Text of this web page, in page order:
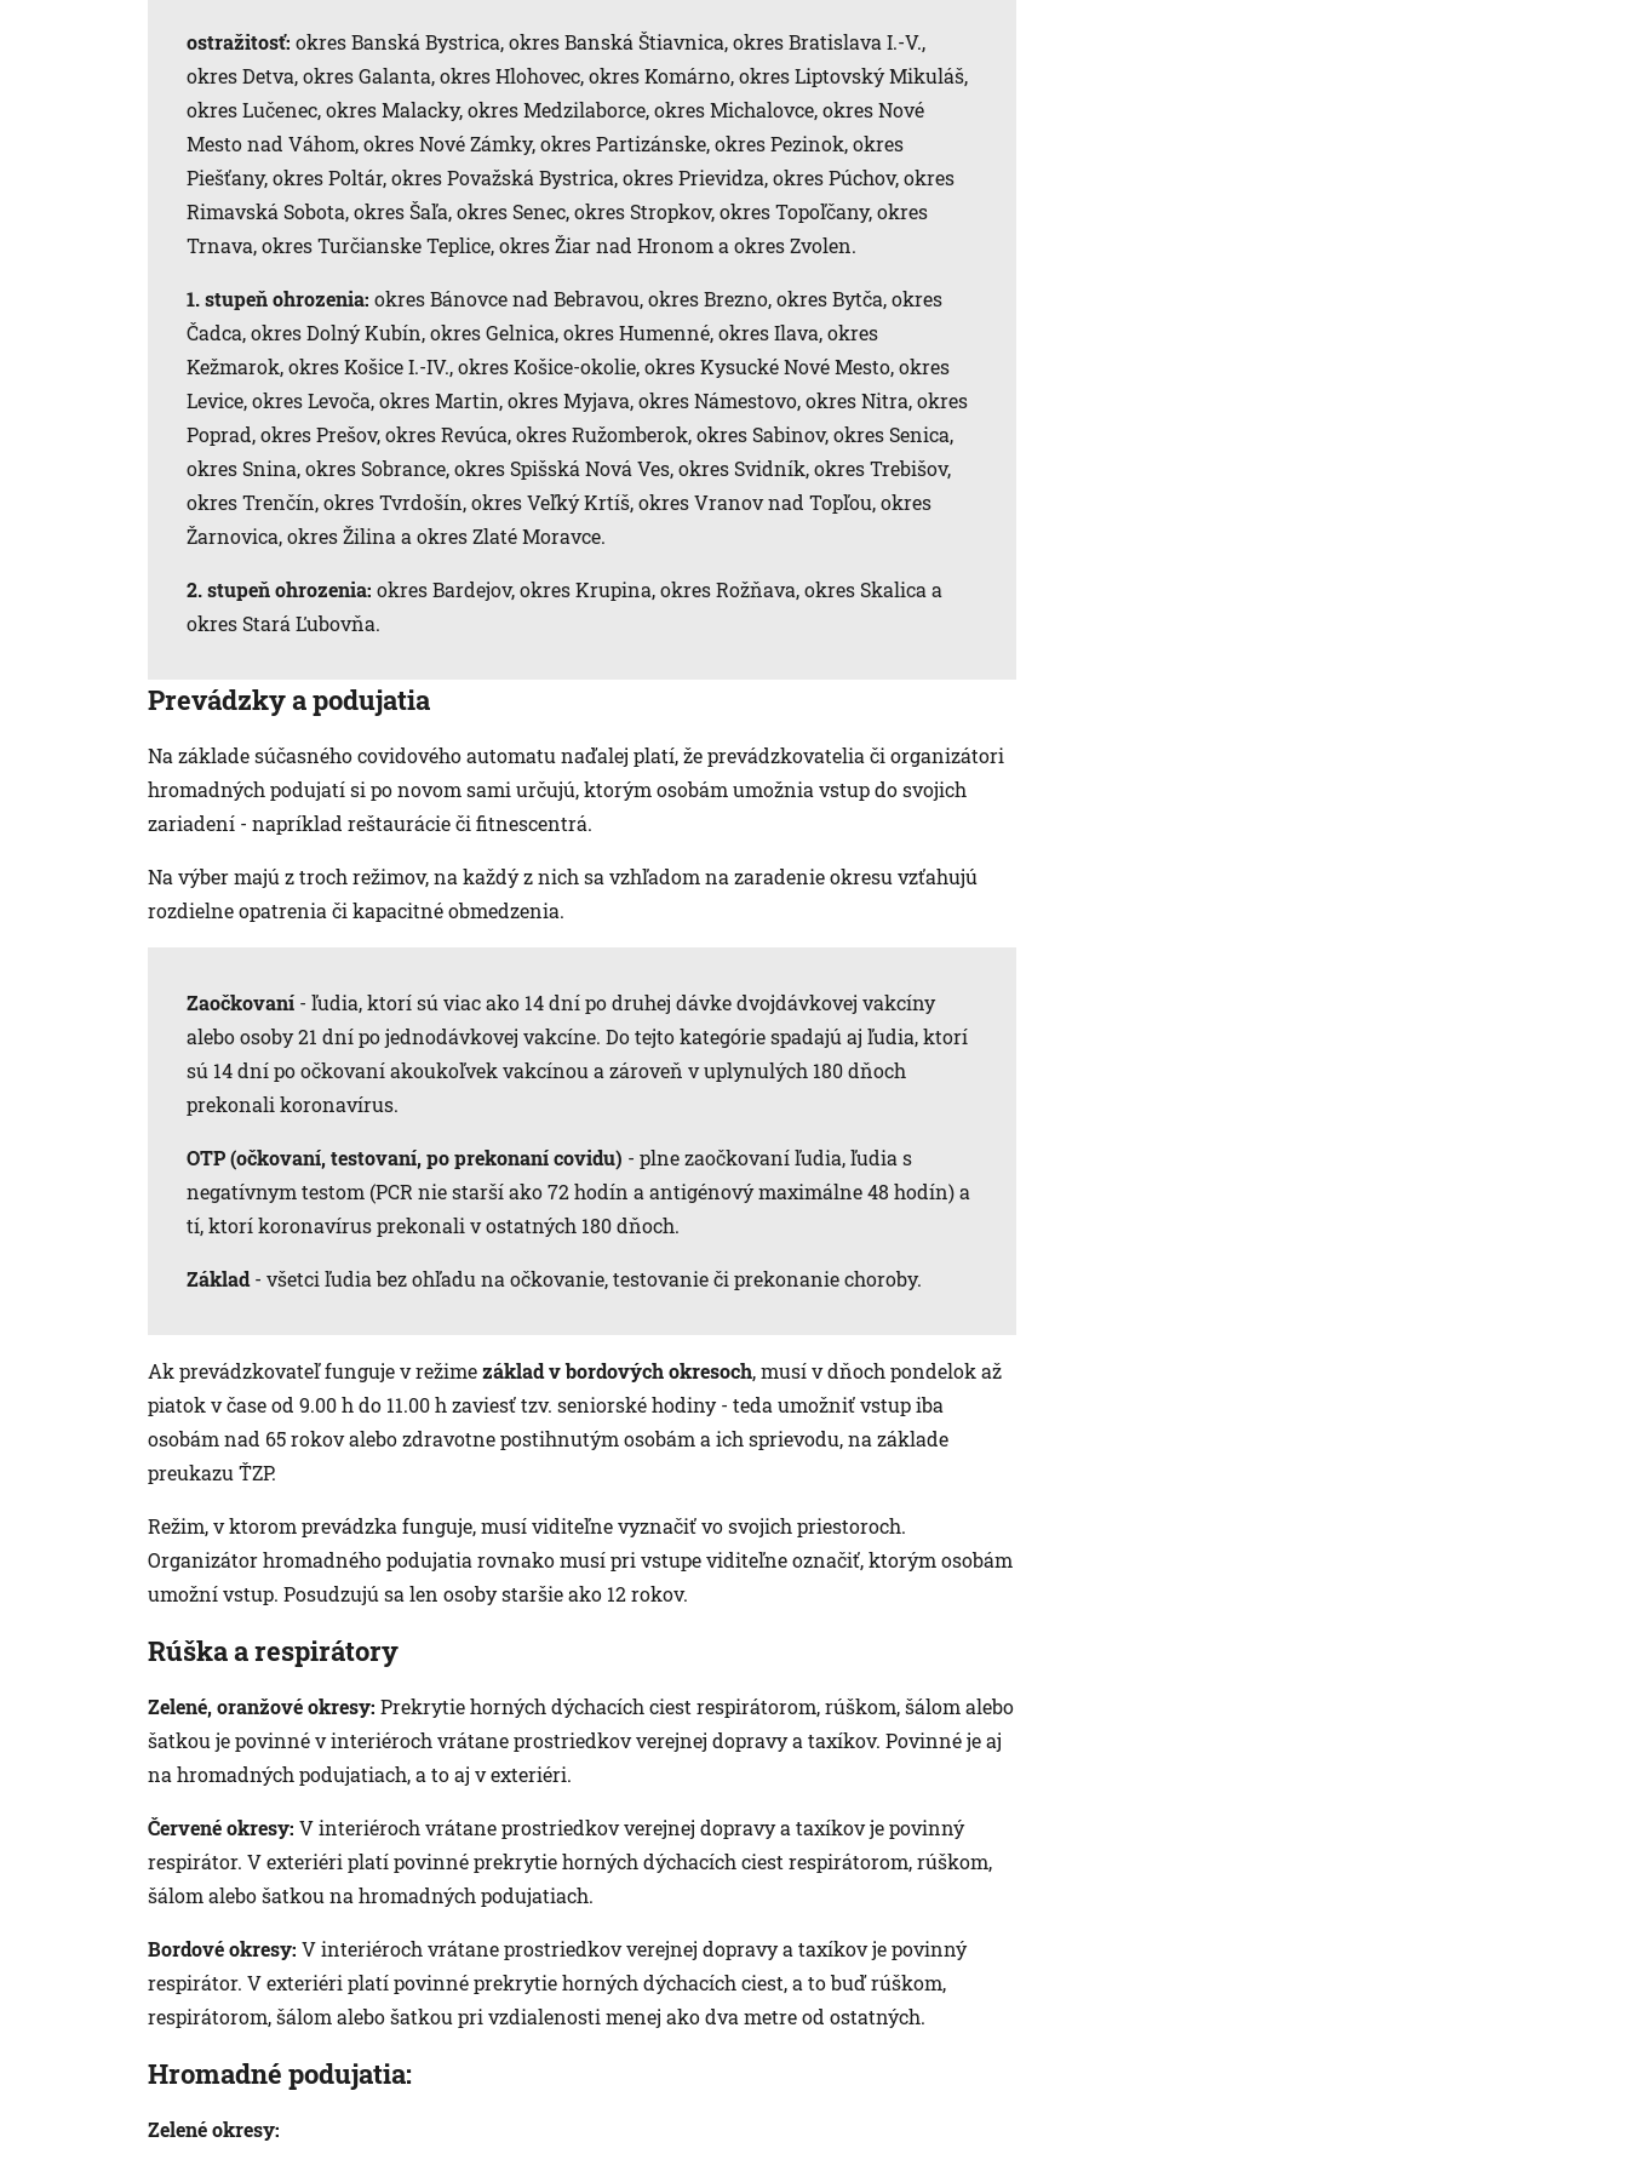
ostražitosť: okres Banská Bystrica, okres Banská Štiavnica, okres Bratislava I.-V.,
okres Detva, okres Galanta, okres Hlohovec, okres Komárno, okres Liptovský Mikuláš,
okres Lučenec, okres Malacky, okres Medzilaborce, okres Michalovce, okres Nové
Mesto nad Váhom, okres Nové Zámky, okres Partizánske, okres Pezinok, okres
Piešťany, okres Poltár, okres Považská Bystrica, okres Prievidza, okres Púchov, okres
Rimavská Sobota, okres Šaľa, okres Senec, okres Stropkov, okres Topoľčany, okres
Trnava, okres Turčianske Teplice, okres Žiar nad Hronom a okres Zvolen.
1. stupeň ohrozenia: okres Bánovce nad Bebravou, okres Brezno, okres Bytča, okres
Čadca, okres Dolný Kubín, okres Gelnica, okres Humenné, okres Ilava, okres
Kežmarok, okres Košice I.-IV., okres Košice-okolie, okres Kysucké Nové Mesto, okres
Levice, okres Levoča, okres Martin, okres Myjava, okres Námestovo, okres Nitra, okres
Poprad, okres Prešov, okres Revúca, okres Ružomberok, okres Sabinov, okres Senica,
okres Snina, okres Sobrance, okres Spišská Nová Ves, okres Svidník, okres Trebišov,
okres Trenčín, okres Tvrdošín, okres Veľký Krtíš, okres Vranov nad Topľou, okres
Žarnovica, okres Žilina a okres Zlaté Moravce.
2. stupeň ohrozenia: okres Bardejov, okres Krupina, okres Rožňava, okres Skalica a
okres Stará Ľubovňa.
Prevádzky a podujatia
Na základe súčasného covidového automatu naďalej platí, že prevádzkovatelia či organizátori
hromadných podujatí si po novom sami určujú, ktorým osobám umožnia vstup do svojich
zariadení - napríklad reštaurácie či fitnescentrá.
Na výber majú z troch režimov, na každý z nich sa vzhľadom na zaradenie okresu vzťahujú
rozdielne opatrenia či kapacitné obmedzenia.
Zaočkovaní - ľudia, ktorí sú viac ako 14 dní po druhej dávke dvojdávkovej vakcíny
alebo osoby 21 dní po jednodávkovej vakcíne. Do tejto kategórie spadajú aj ľudia, ktorí
sú 14 dní po očkovaní akoukoľvek vakcínou a zároveň v uplynulých 180 dňoch
prekonali koronavírus.
OTP (očkovaní, testovaní, po prekonaní covidu) - plne zaočkovaní ľudia, ľudia s
negatívnym testom (PCR nie starší ako 72 hodín a antigénový maximálne 48 hodín) a
tí, ktorí koronavírus prekonali v ostatných 180 dňoch.
Základ- všetci ľudia bez ohľadu na očkovanie, testovanie či prekonanie choroby.
Ak prevádzkovateľ funguje v režimezáklad v bordových okresoch, musí v dňoch pondelok až
piatok v čase od 9.00 h do 11.00 h zaviesť tzv. seniorské hodiny - teda umožniť vstup iba
osobám nad 65 rokov alebo zdravotne postihnutým osobám a ich sprievodu, na základe
preukazu ŤZP.
Režim, v ktorom prevádzka funguje, musí viditeľne vyznačiť vo svojich priestoroch.
Organizátor hromadného podujatia rovnako musí pri vstupe viditeľne označiť, ktorým osobám
umožní vstup. Posudzujú sa len osoby staršie ako 12 rokov.
Rúška a respirátory
Zelené, oranžové okresy: Prekrytie horných dýchacích ciest respirátorom, rúškom, šálom alebo
šatkou je povinné v interiéroch vrátane prostriedkov verejnej dopravy a taxíkov. Povinné je aj
na hromadných podujatiach, a to aj v exteriéri.
Červené okresy: V interiéroch vrátane prostriedkov verejnej dopravy a taxíkov je povinný
respirátor. V exteriéri platí povinné prekrytie horných dýchacích ciest respirátorom, rúškom,
šálom alebo šatkou na hromadných podujatiach.
Bordové okresy: V interiéroch vrátane prostriedkov verejnej dopravy a taxíkov je povinný
respirátor. V exteriéri platí povinné prekrytie horných dýchacích ciest, a to buď rúškom,
respirátorom, šálom alebo šatkou pri vzdialenosti menej ako dva metre od ostatných.
Hromadné podujatia:
Zelené okresy: